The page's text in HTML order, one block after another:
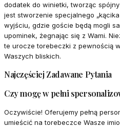
dodatek do winietki, tworząc spójny
jest stworzenie specjalnego
wyjściu, gdzie goście będą mogli
upominek, żegnając się z Wami.
te urocze torebeczki z pewnością
Waszych bliskich.
Najczęściej Zadawane Pytania
Czy mogę w pełni
Oczywiście! Oferujemy pełną
umieścić na torebeczce Wasze